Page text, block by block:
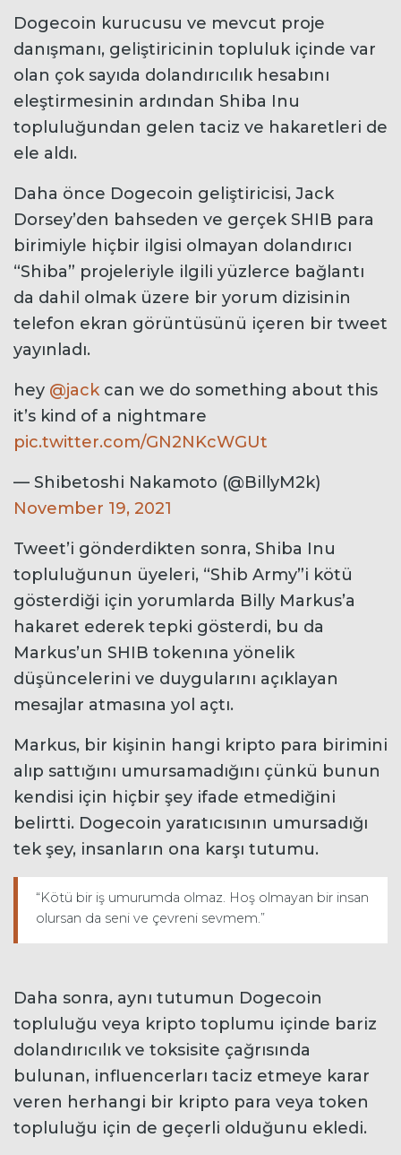
Dogecoin kurucusu ve mevcut proje
danışmanı, geliştiricinin topluluk içinde var
olan çok sayıda dolandırıcılık hesabını
eleştirmesinin ardından Shiba Inu
topluluğundan gelen taciz ve hakaretleri de
ele aldı.
Daha önce Dogecoin geliştiricisi, Jack
Dorsey’den bahseden ve gerçek SHIB para
birimiyle hiçbir ilgisi olmayan dolandırıcı
“Shiba” projeleriyle ilgili yüzlerce bağlantı
da dahil olmak üzere bir yorum dizisinin
telefon ekran görüntüsünü içeren bir tweet
yayınladı.
hey @jackcan we do something about this
it’s kind of a nightmare
pic.twitter.com/GN2NKcWGUt
— Shibetoshi Nakamoto (@BillyM2k)
November 19, 2021
Tweet’i gönderdikten sonra, Shiba Inu
topluluğunun üyeleri, “Shib Army”i kötü
gösterdiği için yorumlarda Billy Markus’a
hakaret ederek tepki gösterdi, bu da
Markus’un SHIB tokenına yönelik
düşüncelerini ve duygularını açıklayan
mesajlar atmasına yol açtı.
Markus, bir kişinin hangi kripto para birimini
alıp sattığını umursamadığını çünkü bunun
kendisi için hiçbir şey ifade etmediğini
belirtti. Dogecoin yaratıcısının umursadığı
tek şey, insanların ona karşı tutumu.
“Kötü bir iş umurumda olmaz. Hoş olmayan bir insan
olursan da seni ve çevreni sevmem.”
Daha sonra, aynı tutumun Dogecoin
topluluğu veya kripto toplumu içinde bariz
dolandırıcılık ve toksisite çağrısında
bulunan, influencerları taciz etmeye karar
veren herhangi bir kripto para veya token
topluluğu için de geçerli olduğunu ekledi.